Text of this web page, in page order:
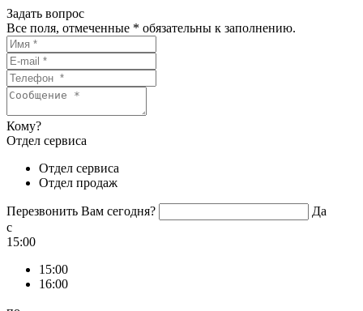
Задать вопрос
Все поля, отмеченные * обязательны к заполнению.
Кому?
Отдел сервиса
Отдел сервиса
Отдел продаж
Перезвонить Вам сегодня?
Да
c
15:00
15:00
16:00